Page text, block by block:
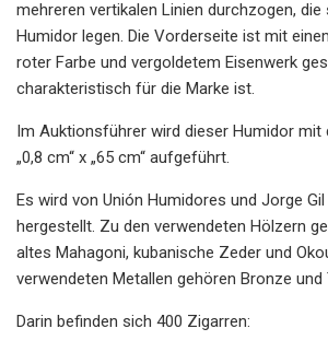
mehreren vertikalen Linien durchzogen, die
Humidor legen. Die Vorderseite ist mit
roter Farbe und vergoldetem Eisenwerk
charakteristisch für die Marke ist.
Im Auktionsführer wird dieser Humidor mit
„0,8 cm“ x „65 cm“ aufgeführt.
Es wird von Unión Humidores und Jorge
hergestellt. Zu den verwendeten Hölzern
altes Mahagoni, kubanische Zeder und
verwendeten Metallen gehören Bronze und
Darin befinden sich 400 Zigarren: